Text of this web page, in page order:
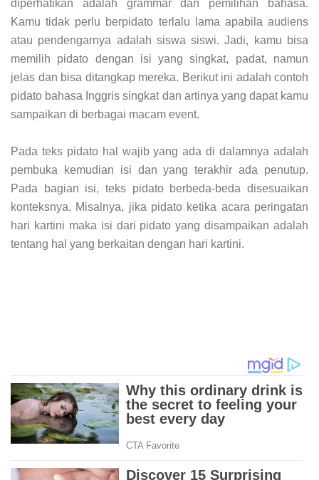
diperhatikan adalah grammar dan pemilihan bahasa.
Kamu tidak perlu berpidato terlalu lama apabila audiens
atau pendengarnya adalah siswa siswi. Jadi, kamu bisa
memilih pidato dengan isi yang singkat, padat, namun
jelas dan bisa ditangkap mereka. Berikut ini adalah contoh
pidato bahasa Inggris singkat dan artinya yang dapat kamu
sampaikan di berbagai macam event.
Pada teks pidato hal wajib yang ada di dalamnya adalah
pembuka kemudian isi dan yang terakhir ada penutup.
Pada bagian isi, teks pidato berbeda-beda disesuaikan
konteksnya. Misalnya, jika pidato ketika acara peringatan
hari kartini maka isi dari pidato yang disampaikan adalah
tentang hal yang berkaitan dengan hari kartini.